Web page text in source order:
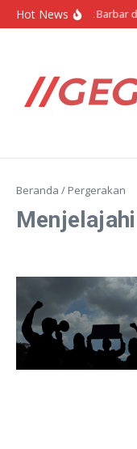
Lewati ke konten
Hot NewsPolitik Barbar
Beranda / Pergerakan